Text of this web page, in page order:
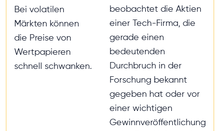
Bei volatilen
Märkten können
die Preise von
Wertpapieren
schnell schwanken.
beobachtet die Aktien
einer Tech-Firma, die
gerade einen
bedeutenden
Durchbruch in der
Forschung bekannt
gegeben hat oder vor
einer wichtigen
Gewinnveröffentlichung